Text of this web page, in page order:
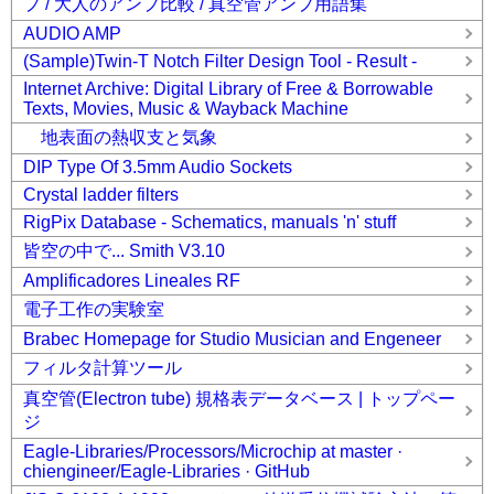
プ / 大人のアンプ比較 / 真空管アンプ用語集
AUDIO AMP
(Sample)Twin-T Notch Filter Design Tool - Result -
Internet Archive: Digital Library of Free & Borrowable
Texts, Movies, Music & Wayback Machine
地表面の熱収支と気象
DIP Type Of 3.5mm Audio Sockets
Crystal ladder filters
RigPix Database - Schematics, manuals 'n' stuff
皆空の中で... Smith V3.10
Amplificadores Lineales RF
電子工作の実験室
Brabec Homepage for Studio Musician and Engeneer
フィルタ計算ツール
真空管(Electron tube) 規格表データベース | トップペー
ジ
Eagle-Libraries/Processors/Microchip at master ·
chiengineer/Eagle-Libraries · GitHub